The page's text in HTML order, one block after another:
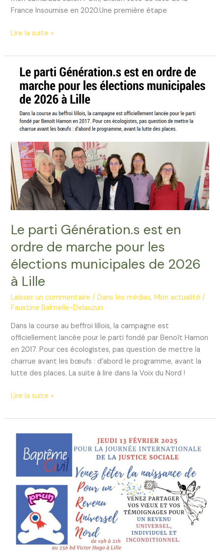
France Insoumise en 2020.Une première étape
L’union
L’APRES,
c’est
parti
Lire la suite »
Le parti Génération.s est en
ordre de marche pour les
élections municipales de 2026
à Lille
Laisser un commentaire /Dans les médias,Mon actualité /
Faustine Balmelle-Delauzun
Dans la course au beffroi lillois, la campagne est
officiellement lancée pour le parti fondé par Benoît Hamon
en 2017. Pour ces écologistes, pas question de mettre la
charrue avant les bœufs : d’abord le programme, avant la
lutte des places. La suite à lire dans la Voix du Nord !
Le
Génération.s
ordre
marche
pour
élections
municipales
de
Lire la suite »